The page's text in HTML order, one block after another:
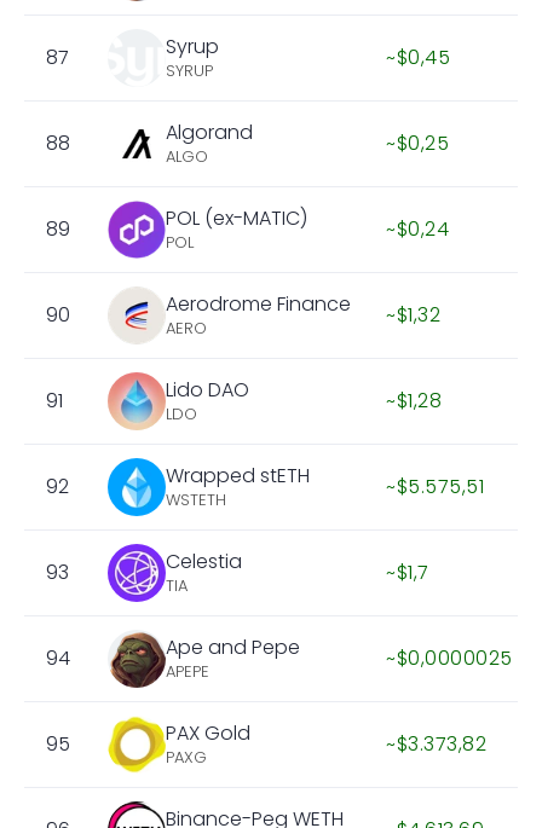
87 Syrup
SYRUP ~$0,45
88 Algorand
ALGO ~$0,25
89 POL (ex-MATIC)
POL ~$0,24
90 Aerodrome Finance
AERO ~$1,32
91 Lido DAO
LDO ~$1,28
92 Wrapped stETH
WSTETH ~$5.575,51
93 Celestia
TIA ~$1,7
94 Ape and Pepe
APEPE ~$0,0000025
95 PAX Gold
PAXG ~$3.373,82
Binance-Peg WETH